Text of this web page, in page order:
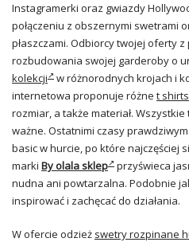
Instagramerki oraz gwiazdy
połączeniu z obszernymi swetrami
płaszczami. Odbiorcy twojej oferty
rozbudowania swojej garderoby o
kolekcji
w różnorodnych krojach i
internetowa proponuje różne t shirts
rozmiar, a także materiał.
ważne. Ostatnimi czasy
basic w hurcie, po które najczęściej
marki By olala sklep
przyświeca
nudna ani powtarzalna. Podobnie
inspirować i zachęcać do działania.
W ofercie odzież swetry rozpinane